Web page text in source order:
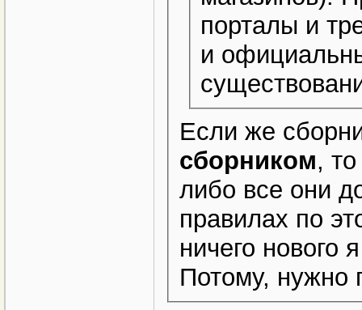
порталы и
и
Если же
сборником,
либо все они
правилах по
ничего нового
Потому, нужно